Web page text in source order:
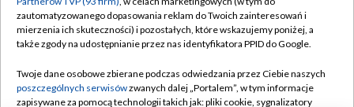
Centrum informacji TVP
Naziemna Telewizja Cyfrowa
Rada Programowa
Moje zgody
Pomoc
Kontakt
zautomatyzowanego dopasowania reklam do Twoich zainteresowań i
mierzenia ich skuteczności) i pozostałych, które wskazujemy poniżej, a
także zgody na udostępnianie przez nas identyfikatora PPID do Google.
Twoje dane osobowe zbierane podczas odwiedzania przez Ciebie naszych
poszczególnych serwisówzwanych dalej „Portalem”, w tym informacje
zapisywane za pomocą technologii takich jak: pliki cookie, sygnalizatory